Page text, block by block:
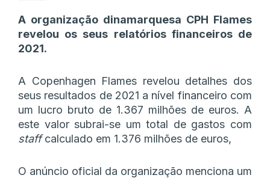
A organização dinamarquesa CPH Flames
revelou os seus relatórios financeiros de
2021.
A Copenhagen Flames revelou detalhes dos
seus resultados de 2021 a nível financeiro com
um lucro bruto de 1.367 milhões de euros. A
este valor subrai-se um total de gastos com
staffcalculado em 1.376 milhões de euros,
O anúncio oficial da organização menciona um